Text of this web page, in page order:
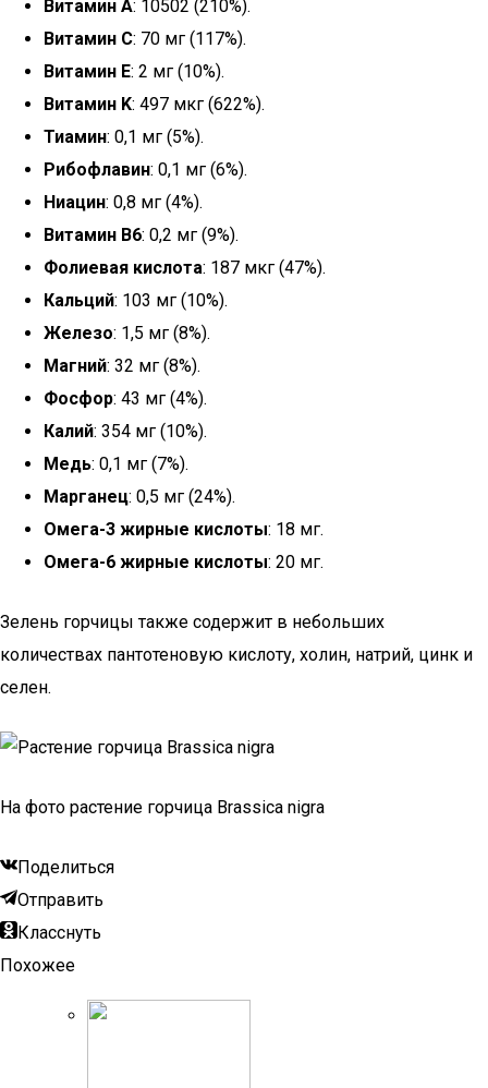
Витамин A: 10502 (210%).
Витамин C: 70 мг (117%).
Витамин E: 2 мг (10%).
Витамин K: 497 мкг (622%).
Тиамин: 0,1 мг (5%).
Рибофлавин: 0,1 мг (6%).
Ниацин: 0,8 мг (4%).
Витамин B6: 0,2 мг (9%).
Фолиевая кислота: 187 мкг (47%).
Кальций: 103 мг (10%).
Железо: 1,5 мг (8%).
Магний: 32 мг (8%).
Фосфор: 43 мг (4%).
Калий: 354 мг (10%).
Медь: 0,1 мг (7%).
Марганец: 0,5 мг (24%).
Омега-3 жирные кислоты: 18 мг.
Омега-6 жирные кислоты: 20 мг.
Зелень горчицы также содержит в небольших
количествах пантотеновую кислоту, холин, натрий, цинк и
селен.
На фото растение горчица Brassica nigra
Поделиться
Отправить
Класснуть
Похожее